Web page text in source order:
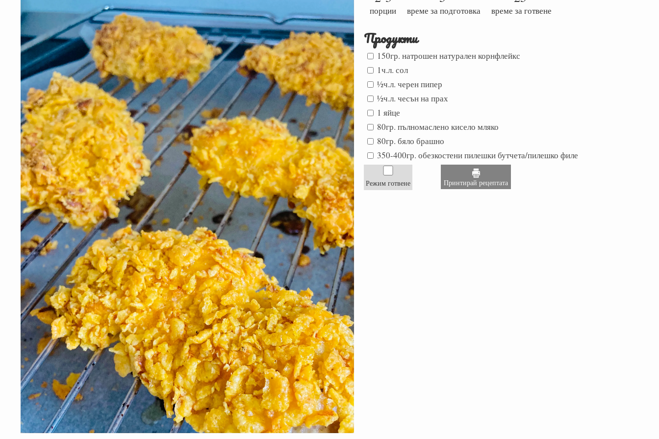
порции време за подготовка време за готвене
Продукти
150гр. натрошен натурален корнфлейкс
1ч.л. сол
½ч.л. черен пипер
½ч.л. чесън на прах
1 яйце
80гр. пълномаслено кисело мляко
80гр. бяло брашно
350-400гр. обезкостени пилешки бутчета/пилешко филе
Принтирай рецептата
Режим готвене